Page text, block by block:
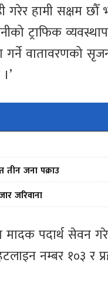
हामी सक्षम छौँ
ट्राफिक
वातावरणको
जना पक्राउ
जरिवाना
पदार्थ सेवन
नम्बर १०३ र